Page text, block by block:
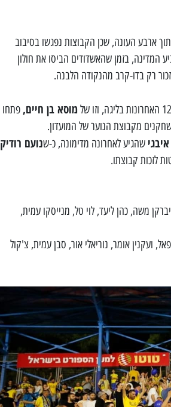
ארבע העונה, שכן הקבוצות נפגשו בסיבוב
שהסתיים ב-1:1, ולאחר מכן בגביע המדינה, בזמן שהאשדודים הביסו את חולון
מוסא בן חיים, פתחו
מקבוצת הנוער של המועדון.
שהגיע לאחרונה מדימונה, כ-שנועם רודיק
לזכות קבוצתו.
משה, כהן ליעד, לוי טל, מנייסקו עמית,
ועקנין אומר, נוריאלי אור, סבן עמית, צ'קול